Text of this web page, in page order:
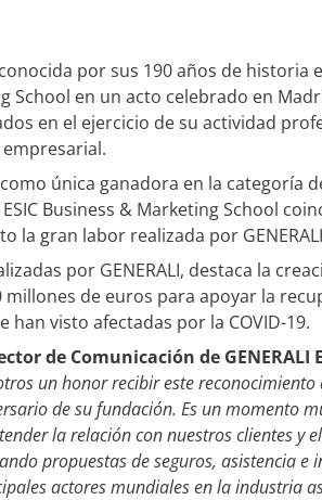
por sus 190 años de
School en un acto celebrado en
en el ejercicio de su actividad
única ganadora en la categoría
Business & Marketing School
la gran labor realizada por
por GENERALI, destaca la
de euros para apoyar la
han visto afectadas por la COVID-19.
de Comunicación de GENERALI
un honor recibir este
de su fundación. Es un momento
la relación con nuestros clientes y
propuestas de seguros, asistencia
actores mundiales en la industria